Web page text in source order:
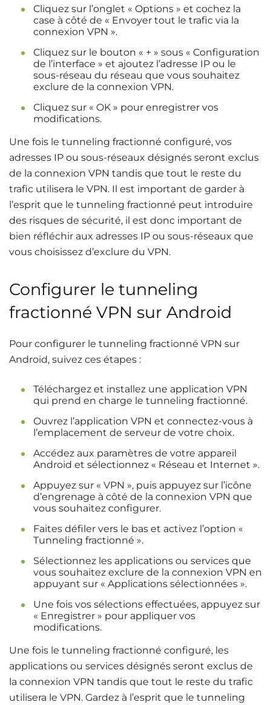
Cliquez sur l’onglet « Options » et cochez la
case à côté de « Envoyer tout le trafic via la
connexion VPN ».
Cliquez sur le bouton « + » sous « Configuration
de l’interface » et ajoutez l’adresse IP ou le
sous-réseau du réseau que vous souhaitez
exclure de la connexion VPN.
Cliquez sur « OK » pour enregistrer vos
modifications.
Une fois le tunneling fractionné configuré, vos
adresses IP ou sous-réseaux désignés seront exclus
de la connexion VPN tandis que tout le reste du
trafic utilisera le VPN. Il est important de garder à
l’esprit que le tunneling fractionné peut introduire
des risques de sécurité, il est donc important de
bien réfléchir aux adresses IP ou sous-réseaux que
vous choisissez d’exclure du VPN.
Configurer le tunneling
fractionné VPN sur Android
Pour configurer le tunneling fractionné VPN sur
Android, suivez ces étapes :
Téléchargez et installez une application VPN
qui prend en charge le tunneling fractionné.
Ouvrez l’application VPN et connectez-vous à
l’emplacement de serveur de votre choix.
Accédez aux paramètres de votre appareil
Android et sélectionnez « Réseau et Internet ».
Appuyez sur « VPN », puis appuyez sur l’icône
d’engrenage à côté de la connexion VPN que
vous souhaitez configurer.
Faites défiler vers le bas et activez l’option «
Tunneling fractionné ».
Sélectionnez les applications ou services que
vous souhaitez exclure de la connexion VPN en
appuyant sur « Applications sélectionnées ».
Une fois vos sélections effectuées, appuyez sur
« Enregistrer » pour appliquer vos
modifications.
Une fois le tunneling fractionné configuré, les
applications ou services désignés seront exclus de
la connexion VPN tandis que tout le reste du trafic
utilisera le VPN. Gardez à l’esprit que le tunneling